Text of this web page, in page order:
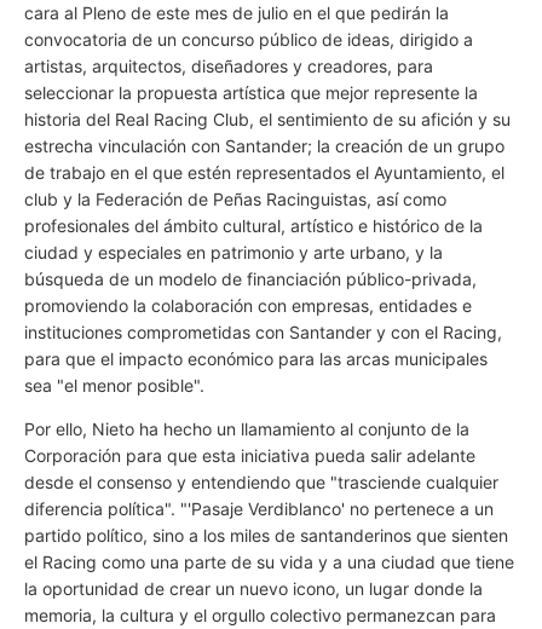
cara al Pleno de este mes de julio en el que pedirán la
convocatoria de un concurso público de ideas, dirigido a
artistas, arquitectos, diseñadores y creadores, para
seleccionar la propuesta artística que mejor represente la
historia del Real Racing Club, el sentimiento de su afición y su
estrecha vinculación con Santander; la creación de un grupo
de trabajo en el que estén representados el Ayuntamiento, el
club y la Federación de Peñas Racinguistas, así como
profesionales del ámbito cultural, artístico e histórico de la
ciudad y especiales en patrimonio y arte urbano, y la
búsqueda de un modelo de financiación público-privada,
promoviendo la colaboración con empresas, entidades e
instituciones comprometidas con Santander y con el Racing,
para que el impacto económico para las arcas municipales
sea "el menor posible".
Por ello, Nieto ha hecho un llamamiento al conjunto de la
Corporación para que esta iniciativa pueda salir adelante
desde el consenso y entendiendo que "trasciende cualquier
diferencia política". "'Pasaje Verdiblanco' no pertenece a un
partido político, sino a los miles de santanderinos que sienten
el Racing como una parte de su vida y a una ciudad que tiene
la oportunidad de crear un nuevo icono, un lugar donde la
memoria, la cultura y el orgullo colectivo permanezcan para